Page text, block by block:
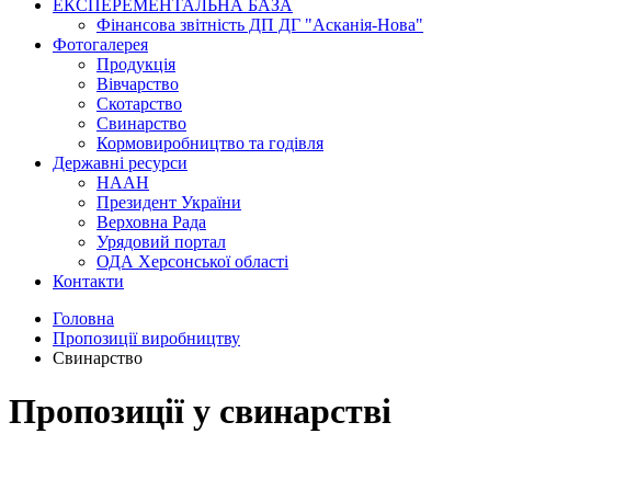
ЕКСПЕРЕМЕНТАЛЬНА БАЗА
Фінансова звітність ДП ДГ "Асканія-Нова"
Фотогалерея
Продукція
Вівчарство
Скотарство
Свинарство
Кормовиробництво та годівля
Державні ресурси
НААН
Президент України
Верховна Рада
Урядовий портал
ОДА Херсонської області
Контакти
Головна
Пропозиції виробництву
Свинарство
Пропозиції у свинарстві